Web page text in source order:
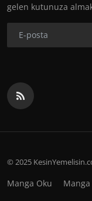
gelen kutunuza
© 2025
Manga Oku Manga